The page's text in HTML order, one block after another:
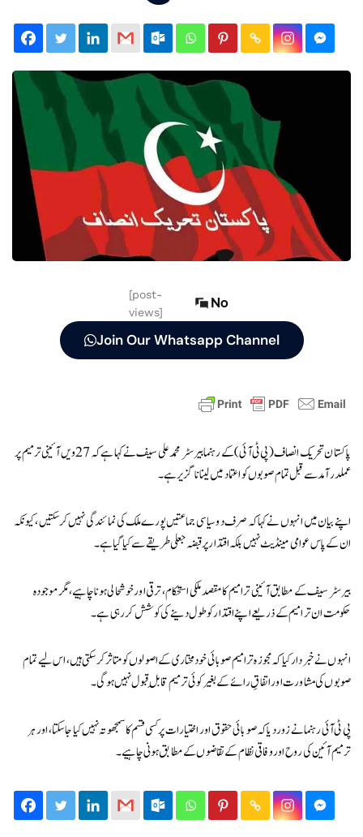
[post-
views]
No
Join Our Whatsapp Channel
پاکستان تحریک انصاف (پی ٹی آئی) کے رہنما بیرسٹر محمد علی سیف نے کہا ہے کہ 27ویں آئینی ترمیم پر
عملدرآمد سے قبل تمام صوبوں کو اعتماد میں لینا ناگزیر ہے۔
اپنے بیان میں انہوں نے کہا کہ صرف دو سیاسی جماعتیں پورے ملک کی نمائندگی نہیں کر سکتیں، کیونکہ
ان کے پاس عوامی مینڈیٹ نہیں بلکہ اقتدار پر قبضہ جعلی طریقے سے کیا گیا ہے۔
بیرسٹر سیف کے مطابق آئینی ترامیم کا مقصد ملکی استحکام، ترقی اور خوشحالی ہونا چاہیے، مگر موجودہ
حکومت ان ترامیم کے ذریعے اپنے اقتدار کو طول دینے کی کوشش کر رہی ہے۔
انہوں نے خبردار کیا کہ مجوزہ ترامیم صوبائی خودمختاری کے اصولوں کو متاثر کر سکتی ہیں، اس لیے تمام
صوبوں کی مشاورت اور اتفاقِ رائے کے بغیر کوئی ترمیم قابلِ قبول نہیں ہوگی۔
پی ٹی آئی رہنما نے زور دیا کہ صوبائی حقوق اور اختیارات پر کسی قسم کا سمجھوتہ نہیں کیا جا سکتا، اور ہر
ترمیم آئین کی روح اور وفاقی نظام کے تقاضوں کے مطابق ہونی چاہیے۔